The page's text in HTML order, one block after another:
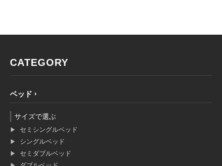
CATEGORY
ベッド
サイズで選ぶ
セミシングルベッド
シングルベッド
セミダブルベッド